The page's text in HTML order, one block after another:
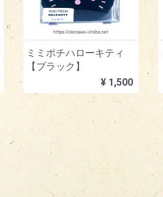
ミミポチハローキティ
【ブラック】
¥ 1,500